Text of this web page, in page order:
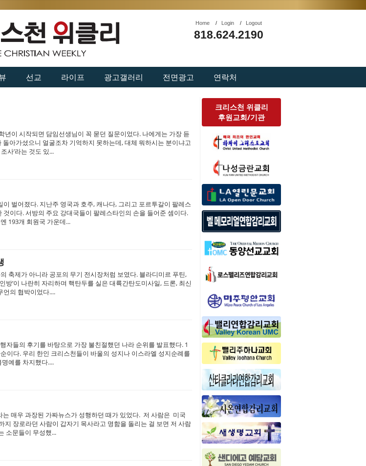
Home/ Login/ Logout
818.624.2190
선교 라이프 광고갤러리 전면광고 연락처
년이 시작되면 담임선생님이 꼭 묻던 질문이었다. 나에게는 가장 듣
아가셨으니 얼굴조차 기억하지 못하는데, 대체 뭐하시는 분이냐고
사’라는 것도 있...
벌어졌다. 지난주 영국과 호주, 캐나다, 그리고 포르투갈이 팔레스
이다. 서방의 주요 강대국들이 팔레스타인의 손을 들어준 셈이다.
193개 회원국 가운데...
축제가 아니라 공포의 무기 전시장처럼 보였다. 블라디미르 푸틴,
방’이 나란히 자리하며 핵탄두를 실은 대륙간탄도미사일, 드론, 최신
언의 협박이었다....
자들의 후기를 바탕으로 가장 불친절했던 나라 순위를 발표했다. 1
이다. 우리 한인 크리스천들이 바울의 성지나 이스라엘 성지순례를
예를 차지했다....
는 매우 과장된 가짜뉴스가 성행하던 때가 있었다. 저 사람은 미국
장로라던 사람이 갑자기 목사라고 명함을 돌리는 걸 보면 저 사람
소문들이 무성했...
크리스천 위클리
후원교회/기관